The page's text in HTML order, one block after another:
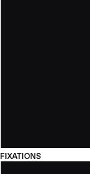
FIXATIONS